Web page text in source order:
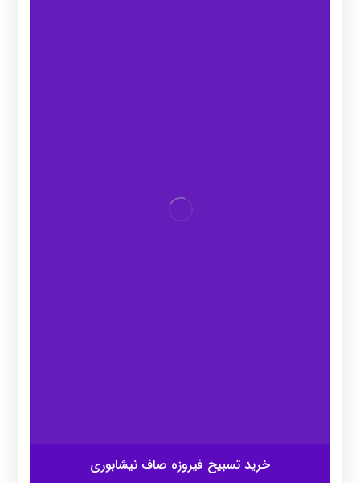
خرید تسبیح فیروزه صاف نیشابوری